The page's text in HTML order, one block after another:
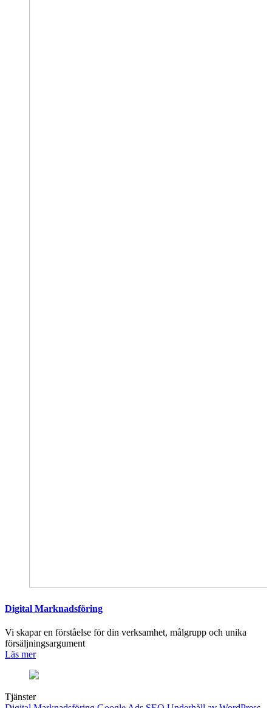
Digital Marknadsföring
Vi skapar en förståelse för din verksamhet, målgrupp och unika
försäljningsargument
Läs mer
Tjänster